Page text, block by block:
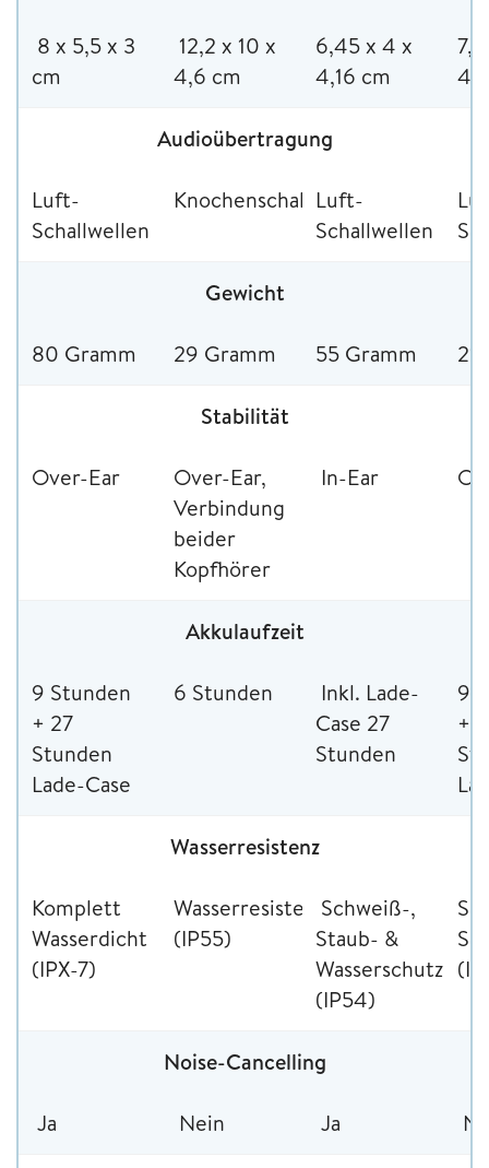
8 x 5,5 x 3
cm
12,2 x 10 x
4,6 cm
6,45 x 4 x
4,16 cm
Audioübertragung
Luft-
Schallwellen
Knochenschallwellen
Luft-
Schallwellen
Gewicht
80 Gramm 29 Gramm 55 Gramm 21
Stabilität
Over-Ear
Over-Ear,
Verbindung
beider
Kopfhörer
In-Ear
Akkulaufzeit
9 Stunden
+ 27
Stunden
Lade-Case
6 Stunden
Inkl. Lade-
Case 27
Stunden
9
+
Wasserresistenz
Komplett
Wasserdicht
(IPX-7)
Wasserresistenz
(IP55)
Schweiß-,
Staub- &
Wasserschutz
(IP54)
Noise-Cancelling
Ja Nein Ja